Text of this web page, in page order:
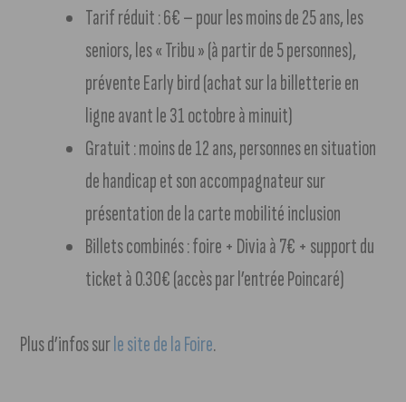
Tarif réduit : 6€ – pour les moins de 25 ans, les
seniors, les « Tribu » (à partir de 5 personnes),
prévente Early bird (achat sur la billetterie en
ligne avant le 31 octobre à minuit)
Gratuit : moins de 12 ans, personnes en situation
de handicap et son accompagnateur sur
présentation de la carte mobilité inclusion
Billets combinés : foire + Divia à 7€ + support du
ticket à 0.30€ (accès par l’entrée Poincaré)
Plus d’infos surle site de la Foire.